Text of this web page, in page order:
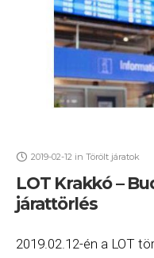
2019-02-12 in Törölt járatok
LOT Krakkó –
járattörlés
2019.02.12-én a LOT